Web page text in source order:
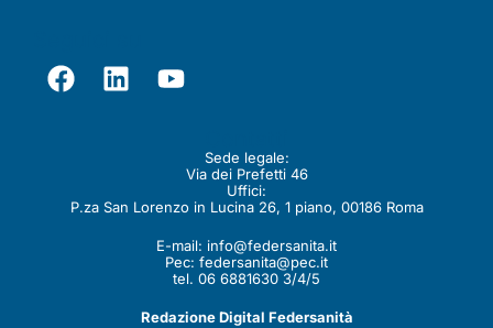
Sede legale:
Via dei Prefetti 46
Uffici:
P.za San Lorenzo in Lucina 26, 1 piano, 00186 Roma
E-mail: info@federsanita.it
Pec: federsanita@pec.it
tel. 06 6881630 3/4/5
Redazione Digital Federsanità